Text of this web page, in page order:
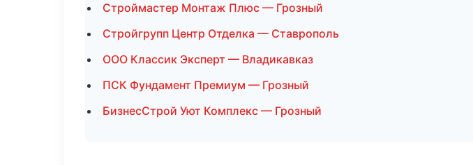
Строймастер Монтаж Плюс — Грозный
Стройгрупп Центр Отделка — Ставрополь
ООО Классик Эксперт — Владикавказ
ПСК Фундамент Премиум — Грозный
БизнесСтрой Уют Комплекс — Грозный